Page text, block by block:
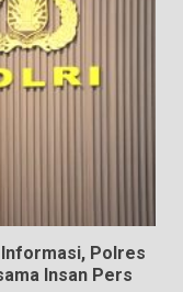
Polres
Insan Pers